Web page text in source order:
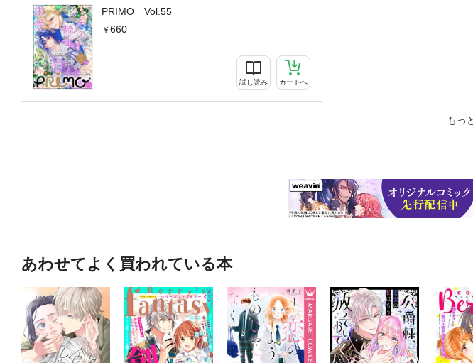
PRIMO Vol.55
660
試し読み カートへ
もっ
あわせてよく買われている本